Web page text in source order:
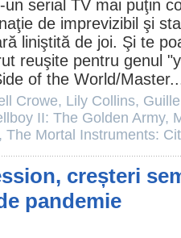
serial TV mai puţin
de imprevizibil şi
liniştită de joi. Şi te
reuşite pentru genul
of the World/
Crowe, Lily Collins,
II: The Golden Army,
, The Mortal Instruments:
creșteri
pandemie